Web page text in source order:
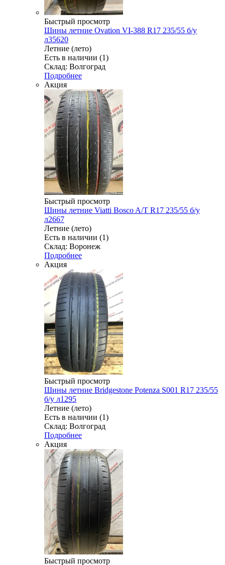
Быстрый просмотр
Шины летние Ovation VI-388 R17 235/55 б/у
л35620
Летние (лето)
Есть в наличии (1)
Склад: Волгоград
Подробнее
Акция
Быстрый просмотр
Шины летние Viatti Bosco A/T R17 235/55 б/у
л2667
Летние (лето)
Есть в наличии (1)
Склад: Воронеж
Подробнее
Акция
Быстрый просмотр
Шины летние Bridgestone Potenza S001 R17 235/55
б/у л1295
Летние (лето)
Есть в наличии (1)
Склад: Волгоград
Подробнее
Акция
Быстрый просмотр